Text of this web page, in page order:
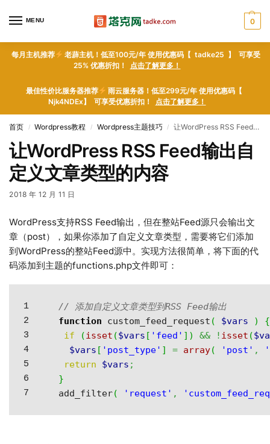
MENU 0
每月主机推荐
老薜主机！低至100元/年 使用优惠码【 tadke25 】 可享受
25% 优惠折扣！ 点击了解更多！
最佳性价比服务器推荐
雨云服务器！低至299元/年 使用优惠码【
Njk4NDEx】 可享受优惠折扣！ 点击了解更多！
首页 / Wordpress教程 / Wordpress主题技巧 / 让WordPress RSS Feed输出自定义文章类型的内容
让WordPress RSS Feed输出自
定义文章类型的内容
2018 年 12 月 11 日
WordPress支持RSS Feed输出，但在整站Feed源只会输出文
章（post），如果你添加了自定义文章类型，需要将它们添加
到WordPress的整站Feed源中。实现方法很简单，将下面的代
码添加到主题的functions.php文件即可：
1
2
3
4
5
6
// 添加自定义文章类型到RSS Feed输出
function custom_feed_request ( $vars )
{
if
(isset ($vars [ 'feed' ] ) && ! isset (
$vars [ 'post_type' ] = array( 'post' ,
return
$vars ;
}
add_filter( 'request' ,